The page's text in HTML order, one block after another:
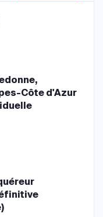
Côte d'Azur